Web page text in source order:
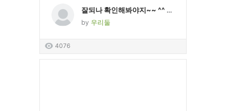
잘되나 확인해봐야지~~ ^^ 넘좋아요~~
by 우리둘
4076